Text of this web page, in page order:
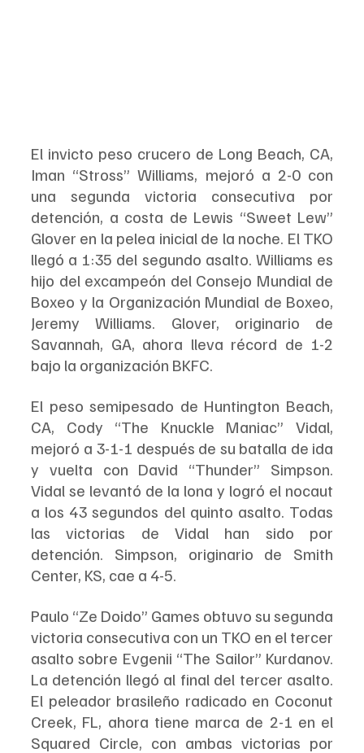
El invicto peso crucero de Long Beach, CA,
Iman “Stross” Williams, mejoró a 2-0 con
una segunda victoria consecutiva por
detención, a costa de Lewis “Sweet Lew”
Glover en la pelea inicial de la noche. El TKO
llegó a 1:35 del segundo asalto. Williams es
hijo del excampeón del Consejo Mundial de
Boxeo y la Organización Mundial de Boxeo,
Jeremy Williams. Glover, originario de
Savannah, GA, ahora lleva récord de 1-2
bajo la organización BKFC.
El peso semipesado de Huntington Beach,
CA, Cody “The Knuckle Maniac” Vidal,
mejoró a 3-1-1 después de su batalla de ida
y vuelta con David “Thunder” Simpson.
Vidal se levantó de la lona y logró el nocaut
a los 43 segundos del quinto asalto. Todas
las victorias de Vidal han sido por
detención. Simpson, originario de Smith
Center, KS, cae a 4-5.
Paulo “Ze Doido” Games obtuvo su segunda
victoria consecutiva con un TKO en el tercer
asalto sobre Evgenii “The Sailor” Kurdanov.
La detención llegó al final del tercer asalto.
El peleador brasileño radicado en Coconut
Creek, FL, ahora tiene marca de 2-1 en el
Squared Circle, con ambas victorias por